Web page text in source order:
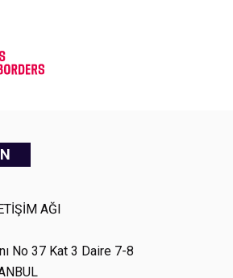
AĞI
No 37 Kat 3 Daire 7-8